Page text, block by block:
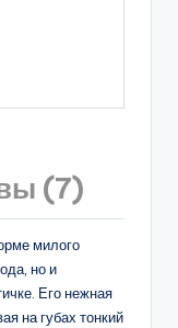
(7)
милого
но и
Его нежная
на губах тонкий